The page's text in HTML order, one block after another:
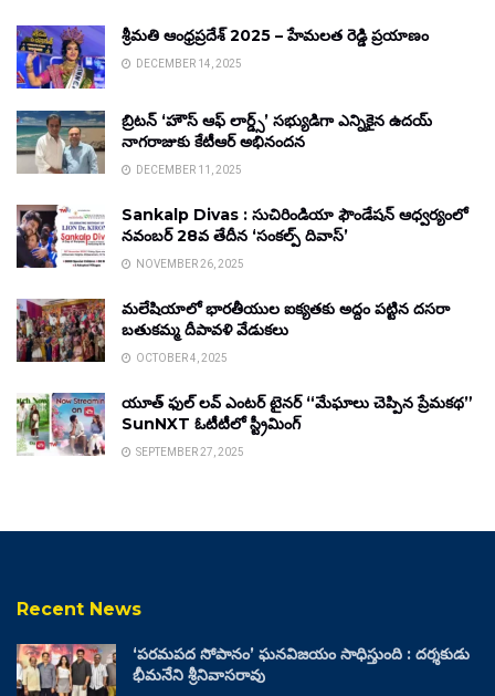
శ్రీమతి ఆంధ్రప్రదేశ్ 2025 – హేమలత రెడ్డి ప్రయాణం
DECEMBER 14, 2025
బ్రిటన్ ‘హౌస్ ఆఫ్ లార్డ్స్’ సభ్యుడిగా ఎన్నికైన ఉదయ్
నాగరాజుకు కేటీఆర్ అభినందన
DECEMBER 11, 2025
Sankalp Divas : సుచిరిండియా ఫౌండేషన్ ఆధ్వర్యంలో
నవంబర్ 28వ తేదీన ‘సంకల్ప్ దివాస్’
NOVEMBER 26, 2025
మలేషియాలో భారతీయుల ఐక్యతకు అద్దం పట్టిన దసరా
బతుకమ్మ దీపావళి వేడుకలు
OCTOBER 4, 2025
యూత్ ఫుల్ లవ్ ఎంటర్ టైనర్ “మేఘాలు చెప్పిన ప్రేమకథ”
SunNXT ఓటీటీలో స్ట్రీమింగ్
SEPTEMBER 27, 2025
Recent News
‘పరమపద సోపానం’ ఘనవిజయం సాధిస్తుంది : దర్శకుడు
భీమనేని శ్రీనివాసరావు